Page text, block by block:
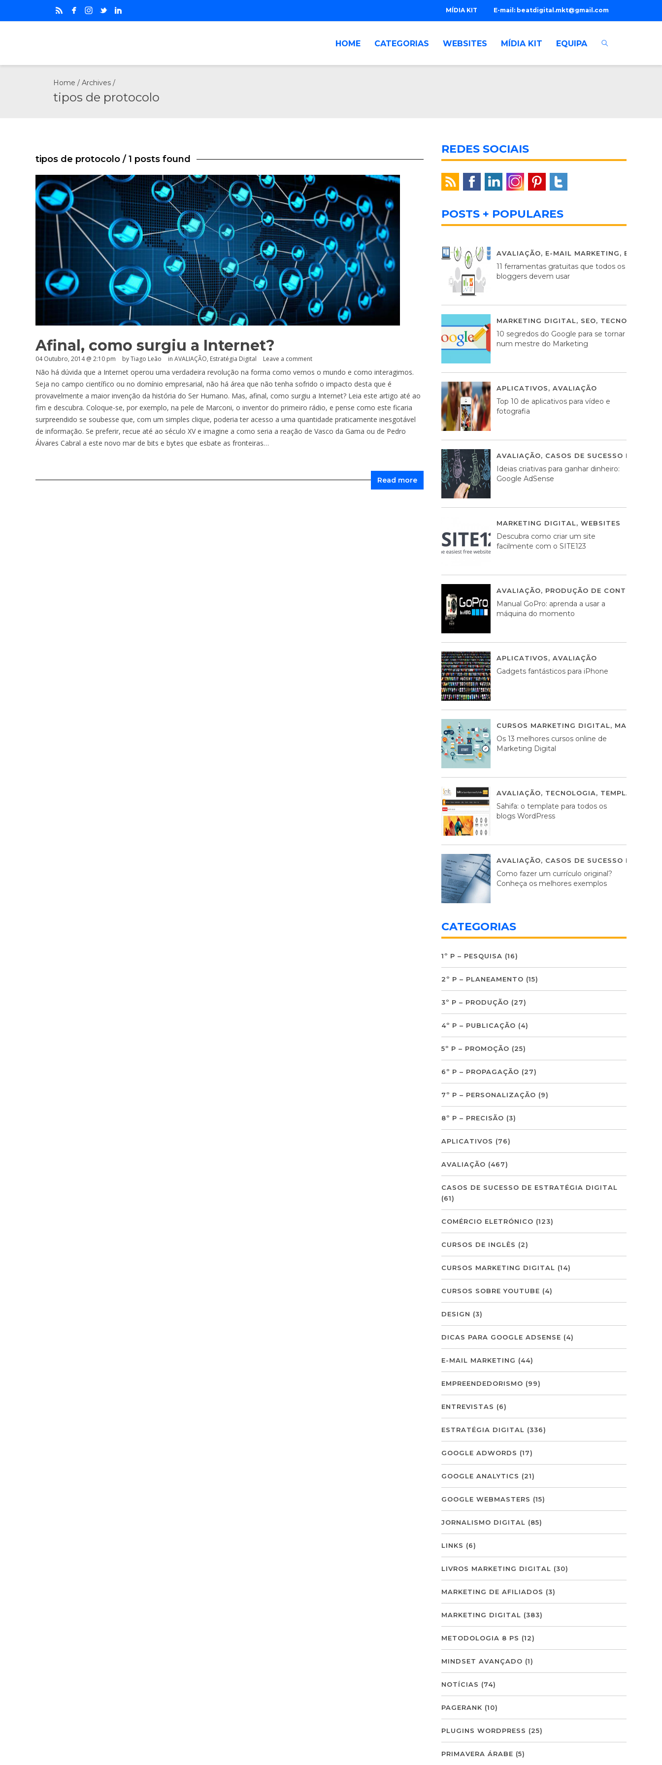
E-mail: beatdigital.mkt@gmail.com
MÍDIA KIT
HOME CATEGORIAS WEBSITES MÍDIA KIT EQUIPA
Home / Archives /
tipos de protocolo
tipos de protocolo / 1 posts found
Afinal, como surgiu a Internet?
04 Outubro, 2014 @ 2:10 pm by Tiago Leão in AVALIAÇÃO, Estratégia Digital Leave a comment
Não há dúvida que a Internet operou uma verdadeira revolução na forma como vemos o mundo e como interagimos.
Seja no campo científico ou no domínio empresarial, não há área que não tenha sofrido o impacto desta que é
provavelmente a maior invenção da história do Ser Humano. Mas, afinal, como surgiu a Internet? Leia este artigo até ao
fim e descubra. Coloque-se, por exemplo, na pele de Marconi, o inventor do primeiro rádio, e pense como este ficaria
surpreendido se soubesse que, com um simples clique, poderia ter acesso a uma quantidade praticamente inesgotável
de informação. Se preferir, recue até ao século XV e imagine a como seria a reação de Vasco da Gama ou de Pedro
Álvares Cabral a este novo mar de bits e bytes que esbate as fronteiras…
Read more
REDES SOCIAIS
POSTS + POPULARES
AVALIAÇÃO, E-MAIL MARKETING,
11 ferramentas gratuitas que todos os
bloggers devem usar
MARKETING DIGITAL, SEO, TECNOLOGIA
10 segredos do Google para se tornar
num mestre do Marketing
APLICATIVOS, AVALIAÇÃO
Top 10 de aplicativos para vídeo e
fotografia
AVALIAÇÃO, CASOS DE SUCESSO DE
Ideias criativas para ganhar dinheiro:
Google AdSense
MARKETING DIGITAL, WEBSITES
Descubra como criar um site
facilmente com o SITE123
AVALIAÇÃO, PRODUÇÃO DE CONTEÚDOS
Manual GoPro: aprenda a usar a
máquina do momento
APLICATIVOS, AVALIAÇÃO
Gadgets fantásticos para iPhone
CURSOS MARKETING DIGITAL,
Os 13 melhores cursos online de
Marketing Digital
AVALIAÇÃO, TECNOLOGIA, TEMPLATES
Sahifa: o template para todos os
blogs WordPress
AVALIAÇÃO, CASOS DE SUCESSO DE
Como fazer um currículo original?
Conheça os melhores exemplos
CATEGORIAS
1º P – PESQUISA (16)
2º P – PLANEAMENTO (15)
3º P – PRODUÇÃO (27)
4º P – PUBLICAÇÃO (4)
5º P – PROMOÇÃO (25)
6º P – PROPAGAÇÃO (27)
7º P – PERSONALIZAÇÃO (9)
8º P – PRECISÃO (3)
APLICATIVOS (76)
AVALIAÇÃO (467)
CASOS DE SUCESSO DE ESTRATÉGIA DIGITAL
(61)
COMÉRCIO ELETRÓNICO (123)
CURSOS DE INGLÊS (2)
CURSOS MARKETING DIGITAL (14)
CURSOS SOBRE YOUTUBE (4)
DESIGN (3)
DICAS PARA GOOGLE ADSENSE (4)
E-MAIL MARKETING (44)
EMPREENDEDORISMO (99)
ENTREVISTAS (6)
ESTRATÉGIA DIGITAL (336)
GOOGLE ADWORDS (17)
GOOGLE ANALYTICS (21)
GOOGLE WEBMASTERS (15)
JORNALISMO DIGITAL (85)
LINKS (6)
LIVROS MARKETING DIGITAL (30)
MARKETING DE AFILIADOS (3)
MARKETING DIGITAL (383)
METODOLOGIA 8 PS (12)
MINDSET AVANÇADO (1)
NOTÍCIAS (74)
PAGERANK (10)
PLUGINS WORDPRESS (25)
PRIMAVERA ÁRABE (5)